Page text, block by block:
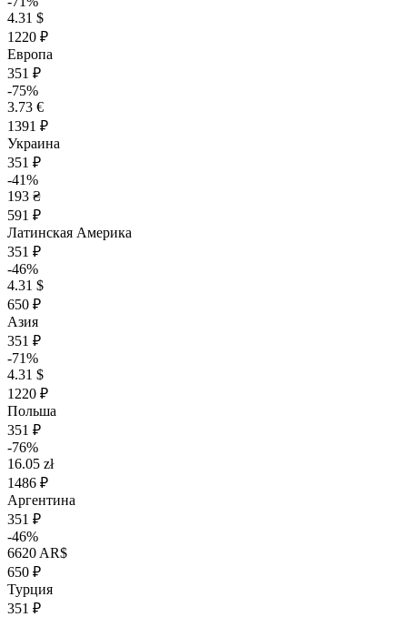
4.31 $
1220 ₽
Европа
351 ₽
-75%
3.73 €
1391 ₽
Украина
351 ₽
-41%
193 ₴
591 ₽
Латинская Америка
351 ₽
-46%
4.31 $
650 ₽
Азия
351 ₽
-71%
4.31 $
1220 ₽
Польша
351 ₽
-76%
16.05 zł
1486 ₽
Аргентина
351 ₽
-46%
6620 AR$
650 ₽
Турция
351 ₽